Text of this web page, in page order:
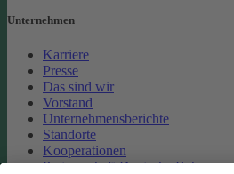
Unternehmen
Karriere
Presse
Das sind wir
Vorstand
Unternehmensberichte
Standorte
Kooperationen
Partnerschaft Deutsche Bahn